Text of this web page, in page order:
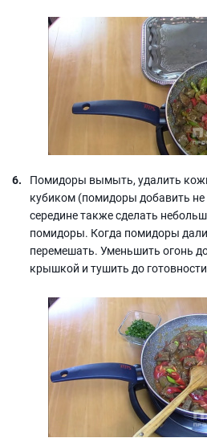
Помидоры вымыть, удалить
кубиком (помидоры добавить не
середине также сделать
помидоры. Когда помидоры
перемешать. Уменьшить огонь
крышкой и тушить до